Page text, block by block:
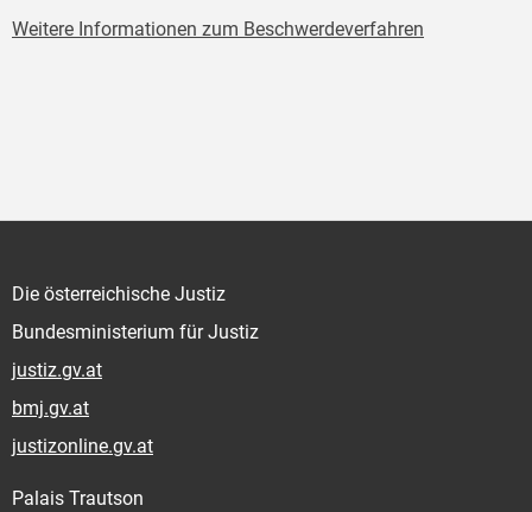
Weitere Informationen zum Beschwerdeverfahren
Die österreichische Justiz
Bundesministerium für Justiz
justiz.gv.at
bmj.gv.at
justizonline.gv.at
Palais Trautson